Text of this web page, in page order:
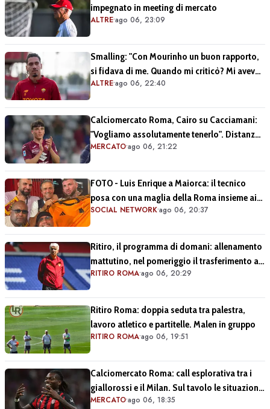
impegnato in meeting di mercato
ALTRE•ago 06, 23:09
Smalling: "Con Mourinho un buon rapporto,
si fidava di me. Quando mi criticò? Mi aveva
dato la mentalità di poter fare tutto, ma
antidolorifici"
ALTRE•ago 06, 22:40
Calciomercato Roma, Cairo su Cacciamani:
"Vogliamo assolutamente tenerlo". Distanza
tra i club sulla valutazione del giocatore
MERCATO•ago 06, 21:22
FOTO - Luis Enrique a Maiorca: il tecnico
posa con una maglia della Roma insieme ai
tifosi giallorossi
SOCIAL NETWORK•ago 06, 20:37
Ritiro, il programma di domani: allenamento
mattutino, nel pomeriggio il trasferimento a
Brighton
RITIRO ROMA•ago 06, 20:29
Ritiro Roma: doppia seduta tra palestra,
lavoro atletico e partitelle. Malen in gruppo
RITIRO ROMA•ago 06, 19:51
Calciomercato Roma: call esplorativa tra i
giallorossi e il Milan. Sul tavolo le situazioni
di Leao e Soulé
MERCATO•ago 06, 18:35